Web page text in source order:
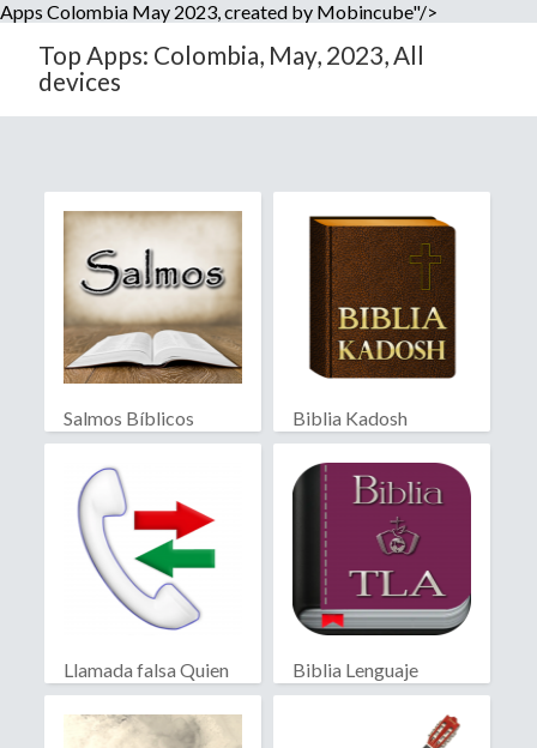
Apps Colombia May 2023, created by Mobincube"/>
Top Apps: Colombia, May, 2023, All
devices
Salmos Bíblicos
Biblia Kadosh
Israelita
Llamada falsa Quien
llama?
Biblia Lenguaje
Actual